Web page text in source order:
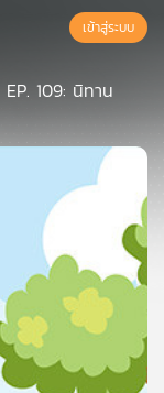
เข้าสู่ระบบ
EP. 109: นิทาน